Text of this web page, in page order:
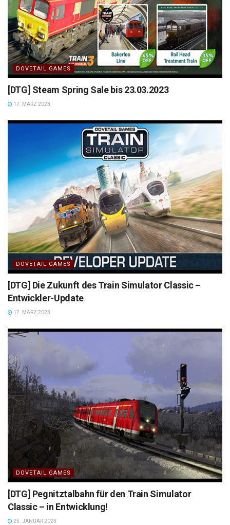
DOVETAIL GAMES
[DTG] Steam Spring Sale bis 23.03.2023
17. MÄRZ 2023
DOVETAIL GAMES
[DTG] Die Zukunft des Train Simulator Classic –
Entwickler-Update
17. MÄRZ 2023
DOVETAIL GAMES
[DTG] Pegnitztalbahn für den Train Simulator
Classic – in Entwicklung!
25. JANUAR 2023